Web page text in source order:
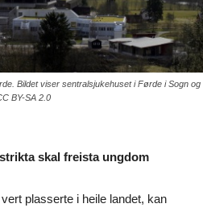
Bildet viser sentralsjukehuset i Førde i Sogn og
BY-SA 2.0
skal freista ungdom
plasserte i heile landet, kan